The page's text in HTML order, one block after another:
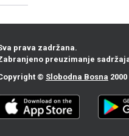
prava zadržana.
preuzimanje
© Slobodna Bosna